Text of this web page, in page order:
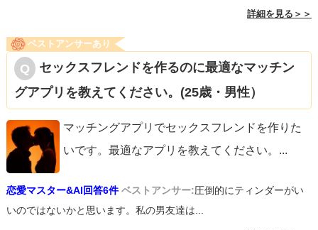
詳細を見る＞＞
ベストアンサーあり
セックスフレンドを作るのに最適なマッチン
グアプリを教えてください。(25歳・男性）
マッチングアプリでセックスフレンドを作りた
いです。最適なアプリを教えてください。 ...
恋愛マスター&AI回答6件 ベストアンサー:圧倒的にティンダーがい
いのではないかと思います。私の男友達は...